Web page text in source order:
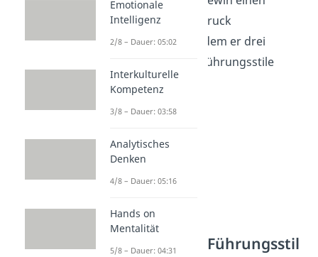
bleibenden Eindruck
hinterlassen, indem er drei
grundlegende Führungsstile
identifizierte:
Autoritärer Führungsstil
Emotionale
Intelligenz
2/8 – Dauer: 05:02
Interkulturelle
Kompetenz
3/8 – Dauer: 03:58
Analytisches
Denken
4/8 – Dauer: 05:16
Hands on
Mentalität
5/8 – Dauer: 04:31